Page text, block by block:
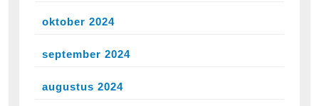
oktober 2024
september 2024
augustus 2024